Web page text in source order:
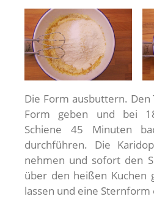
Die Form ausbuttern.
Form geben und bei
Schiene 45 Minuten
durchführen. Die
nehmen und sofort den
über den heißen Kuchen
lassen und eine